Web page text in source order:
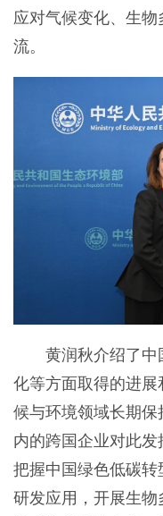
应对气候变化、生
流。
黄润秋介绍了中
化等方面取得的进
候与环境领域长期
内的跨国企业对此
把握中国绿色低碳
研发应用，开展生